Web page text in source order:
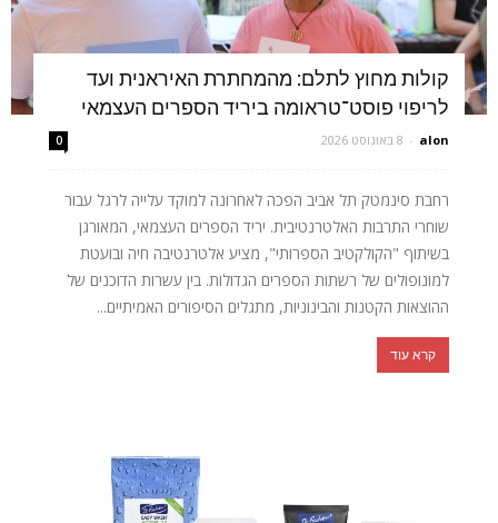
קולות מחוץ לתלם: מהמחתרת האיראנית ועד
לריפוי פוסט־טראומה ביריד הספרים העצמאי
alon
- 8 באוגוסט 2026 0
רחבת סינמטק תל אביב הפכה לאחרונה למוקד עלייה לרגל עבור
שוחרי התרבות האלטרנטיבית. יריד הספרים העצמאי, המאורגן
בשיתוף "הקולקטיב הספרותי", מציע אלטרנטיבה חיה ובועטת
למונופולים של רשתות הספרים הגדולות. בין עשרות הדוכנים של
ההוצאות הקטנות והבינוניות, מתגלים הסיפורים האמיתיים...
קרא עוד